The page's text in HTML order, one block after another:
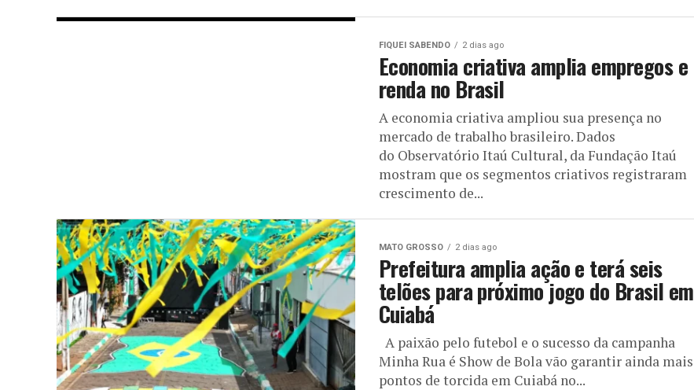
FIQUEI SABENDO 2 dias ago
Economia criativa amplia empregos e
renda no Brasil
A economia criativa ampliou sua presença no
mercado de trabalho brasileiro. Dados
do Observatório Itaú Cultural, da Fundação Itaú
mostram que os segmentos criativos registraram
crescimento de...
MATO GROSSO 2 dias ago
Prefeitura amplia ação e terá seis
telões para próximo jogo do Brasil em
Cuiabá
A paixão pelo futebol e o sucesso da campanha
Minha Rua é Show de Bola vão garantir ainda mais
pontos de torcida em Cuiabá no...